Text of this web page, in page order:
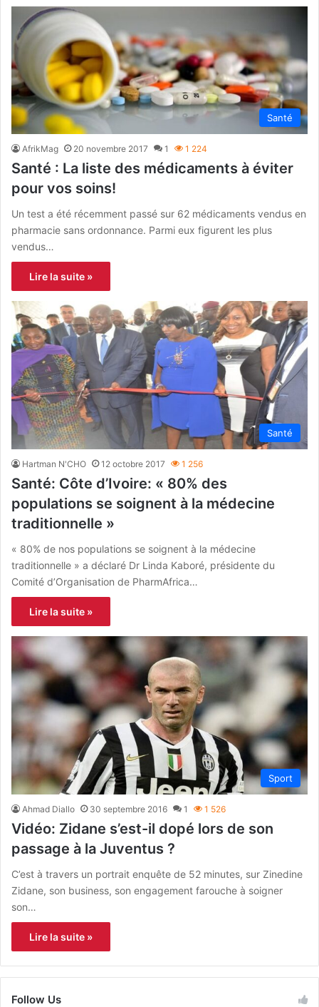
Santé
AfrikMag 20 novembre 2017 1 1 224
Santé : La liste des médicaments à éviter
pour vos soins!
Un test a été récemment passé sur 62 médicaments vendus en
pharmacie sans ordonnance. Parmi eux figurent les plus
vendus…
Lire la suite »
Santé
Hartman N'CHO 12 octobre 2017 1 256
Santé: Côte d’Ivoire: « 80% des
populations se soignent à la médecine
traditionnelle »
« 80% de nos populations se soignent à la médecine
traditionnelle » a déclaré Dr Linda Kaboré, présidente du
Comité d’Organisation de PharmAfrica…
Lire la suite »
Sport
Ahmad Diallo 30 septembre 2016 1 1 526
Vidéo: Zidane s’est-il dopé lors de son
passage à la Juventus ?
C’est à travers un portrait enquête de 52 minutes, sur Zinedine
Zidane, son business, son engagement farouche à soigner
son…
Lire la suite »
Follow Us